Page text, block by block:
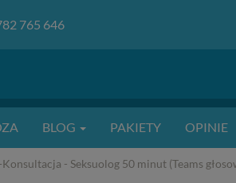
765 646
BLOG PAKIETY OPINIE
Konsultacja - Seksuolog 50 minut (Teams